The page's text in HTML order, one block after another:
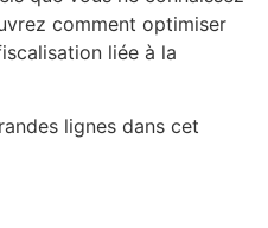
comment optimiser
liée à la
lignes dans cet